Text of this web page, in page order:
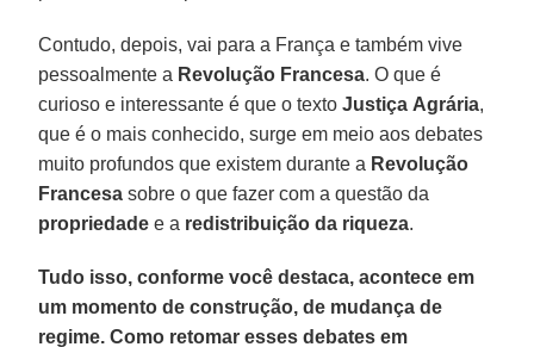
Contudo, depois, vai para a França e também vive
pessoalmente a Revolução Francesa. O que é
curioso e interessante é que o textoJustiça Agrária,
que é o mais conhecido, surge em meio aos debates
muito profundos que existem durante a Revolução
Francesa sobre o que fazer com a questão da
propriedade e a redistribuição da riqueza.
Tudo isso, conforme você destaca, acontece em
um momento de construção, de mudança de
regime. Como retomar esses debates em